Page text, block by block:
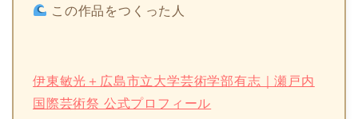
この作品をつくった人
伊東敏光＋広島市立大学芸術学部有志｜瀬戸内
国際芸術祭 公式プロフィール